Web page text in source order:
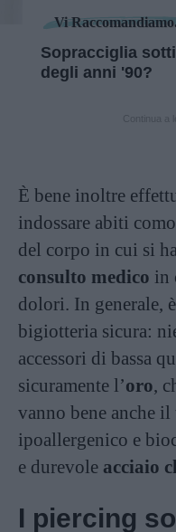
Vi
Sopracciglia
degli anni '90?
È bene inoltre
indossare abiti
del corpo in cui si
consulto medico in
dolori. In generale,
bigiotteria sicura:
accessori di bassa
sicuramente l’oro,
vanno bene anche il
ipoallergenico e
e durevole acciaio
I piercing